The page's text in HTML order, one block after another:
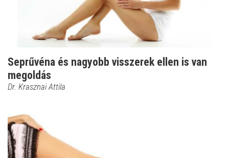
Seprűvéna és nagyobb visszerek ellen is van
megoldás
Dr. Krasznai Attila